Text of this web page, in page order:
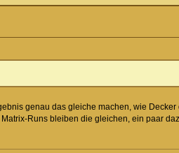
genau das gleiche machen, wie
Runs bleiben die gleichen, ein paar